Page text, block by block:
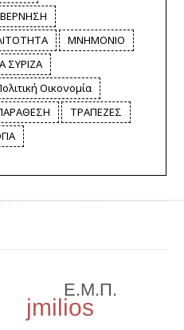
ΜΝΗΜΟΝΙΟ
ΣΥΡΙΖΑ
Οικονομία
ΤΡΑΠΕΖΕΣ